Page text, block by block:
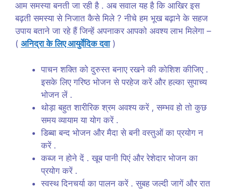
आम समस्या बनती जा रही है . अब सवाल यह है कि आखिर इस
बढ़ती समस्या से निजात कैसे मिले ? नीचे हम भूख बढ़ाने के सहज
उपाय बताने जा रहे हैं जिन्हें अपनाकर आपको अवश्य लाभ मिलेगा –
( अनिद्रा के लिए आयुर्वेदिक दवा)
पाचन शक्ति को दुरुस्त बनाए रखने की कोशिश कीजिए .
इसके लिए गरिष्ठ भोजन से परहेज करें और हल्का सुपाच्य
भोजन लें .
थोड़ा बहुत शारीरिक श्रम अवश्य करें , सम्भव हो तो कुछ
समय व्यायाम या योग करें .
डिब्बा बन्द भोजन और मैदा से बनी वस्तुओं का प्रयोग न
करें .
कब्ज न होने दें . खूब पानी पिएं और रेशेदार भोजन का
प्रयोग करें .
स्वस्थ दिनचर्या का पालन करें . सुबह जल्दी जागें और रात